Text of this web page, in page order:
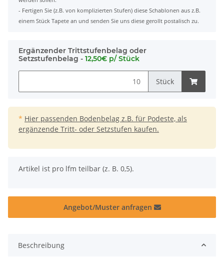
- Fertigen Sie (z.B. von komplizierten Stufen) diese Schablonen aus z.B.
einem Stück Tapete an und senden Sie uns diese gerollt postalisch zu.
Ergänzender Trittstufenbelag oder
Setzstufenbelag - 12,50€ p/ Stück
Stück
* Hier passenden Bodenbelag z.B. für Podeste, als
ergänzende Tritt- oder Setzstufen kaufen.
x
Artikel ist pro lfm teilbar (z. B. 0,5).
Angebot/Muster anfragen
Beschreibung